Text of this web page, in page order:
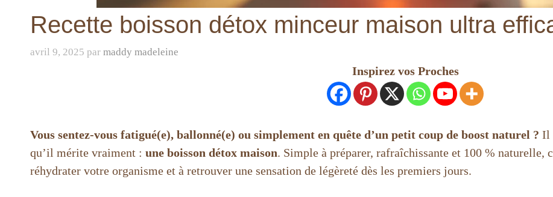
Recette boisson détox minceur maison ultra
avril 9, 2025 par maddy madeleine
Inspirez vos Proches
Vous sentez-vous fatigué(e), ballonné(e) ou simplement en quête d’un petit coup de boost naturel ? Il
qu’il mérite vraiment : une boisson détox maison. Simple à préparer, rafraîchissante et 100 % naturelle,
réhydrater votre organisme et à retrouver une sensation de légèreté dès les premiers jours.